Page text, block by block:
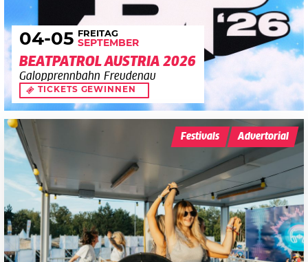
04-05 FREITAG
SEPTEMBER
BEATPATROL AUSTRIA 2026
Galopprennbahn Freudenau
TICKETS GEWINNEN
Festivals Advertorial